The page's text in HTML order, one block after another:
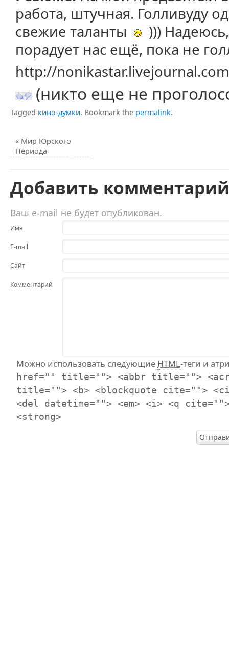
работа, штучная. Голливуду
свежие таланты
)))
порадует нас ещё, пока не
http://
(никто еще не
Tagged кино-думки. Bookmark the permalink.
« Мир Юрского
Периода
Добавить комментарий
Ваш e-mail не будет опубликован.
Имя
E-mail
Сайт
Комментарий
Можно использовать следующие HTML-теги и
href="" title=""> <abbr title="">
title=""> <b> <blockquote cite="">
<del datetime=""> <em> <i> <q
<strong>